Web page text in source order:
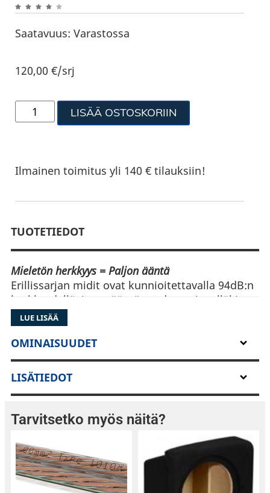
Saatavuus: Varastossa
120,00€/srj
LISÄÄ OSTOSKORIIN
Ilmainen toimitus yli 140 € tilauksiin!
TUOTETIEDOT
Mieletön herkkyys = Paljon ääntä
Erillissarjan midit ovat kunnioitettavalla 94dB:n
herkkyydellä, joten ääntä saadaan pienelläkin
vahvistinteholla. Kartio on puristettua
paperimassaa, jota on vahvistettu ja elementit
ovat luonnollisesti metallirunkoisia.
LUE LISÄÄ
OMINAISUUDET
LISÄTIEDOT
Tarvitsetko myös näitä?